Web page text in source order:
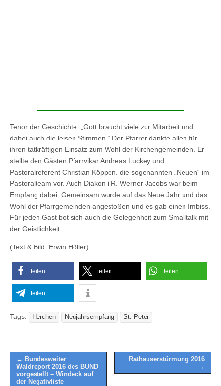
Tenor der Geschichte: „Gott braucht viele zur Mitarbeit und
dabei auch die leisen Stimmen.“ Der Pfarrer dankte allen für
ihren tatkräftigen Einsatz zum Wohl der Kirchengemeinden. Er
stellte den Gästen Pfarrvikar Andreas Luckey und
Pastoralreferent Christian Köppen, die sogenannten „Neuen“ im
Pastoralteam vor. Auch Diakon i.R. Werner Jacobs war beim
Empfang dabei. Gemeinsam wurde auf das Neue Jahr und das
Wohl der Pfarrgemeinden angestoßen und es gab einen Imbiss.
Für jeden Gast bot sich auch die Gelegenheit zum Smalltalk mit
der Geistlichkeit.
(Text & Bild: Erwin Höller)
teilen teilen teilen
teilen
Tags: Herchen Neujahrsempfang St. Peter
Post
navigation
← Bundesweiter
Waldreport 2016 des BUND
vorgestellt – Windeck auf
der Negativliste
Rathauserstürmung 2016
→